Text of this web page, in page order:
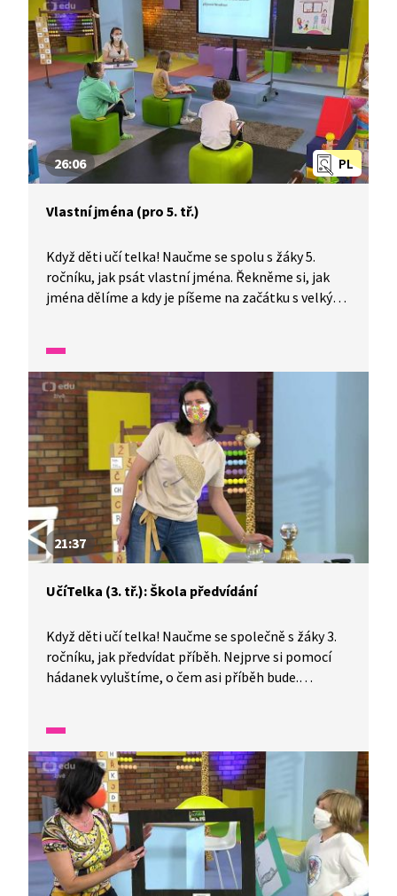
chceme sdělit.
PL
26:06
Vlastní jména (pro 5. tř.)
Když děti učí telka! Naučme se spolu s žáky 5.
ročníku, jak psát vlastní jména. Řekněme si, jak
jména dělíme a kdy je píšeme na začátku s velkým
Co se o ní dozvíme? Kolik má členů a žije s nimi
nějaký domácí mazlíček?
21:37
UčíTelka (3. tř.): Škola předvídání
Když děti učí telka! Naučme se společně s žáky 3.
ročníku, jak předvídat příběh. Nejprve si pomocí
hádanek vyluštíme, o čem asi příběh bude.
dopíšeme my. Nezapomeneme zhodnotit, jak se
nám předvídání dařilo.